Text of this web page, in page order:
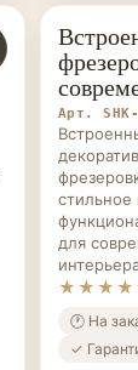
ШКАФЫ
Арт.
стильное
для
🕐 На
✓